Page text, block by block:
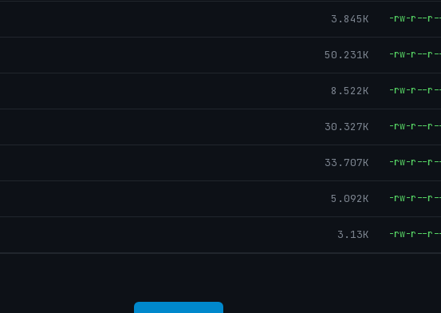
3.845K -rw-r--
50.231K -rw-r--
8.522K -rw-r--
30.327K -rw-r--
33.707K -rw-r--
5.092K -rw-r--
3.13K -rw-r--